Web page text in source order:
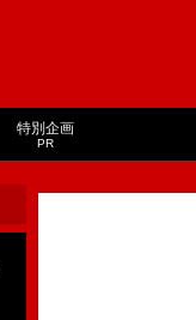
特別企画
PR